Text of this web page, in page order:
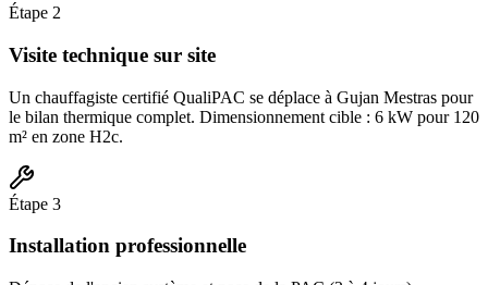
Étape 2
Visite technique sur site
Un chauffagiste certifié QualiPAC se déplace à Gujan Mestras pour
le bilan thermique complet. Dimensionnement cible : 6 kW pour 120
m² en zone H2c.
Étape 3
Installation professionnelle